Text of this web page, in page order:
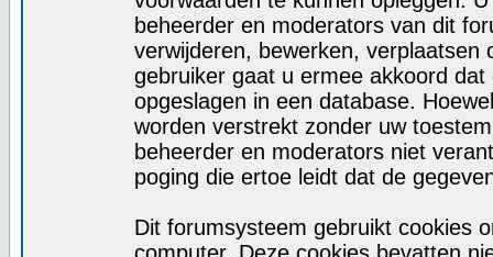
beheerder en moderators van dit
verwijderen, bewerken, verplaatsen
gebruiker gaat u ermee akkoord
opgeslagen in een database.
worden verstrekt zonder uw
beheerder en moderators niet
poging die ertoe leidt dat de
Dit forumsysteem gebruikt cookies